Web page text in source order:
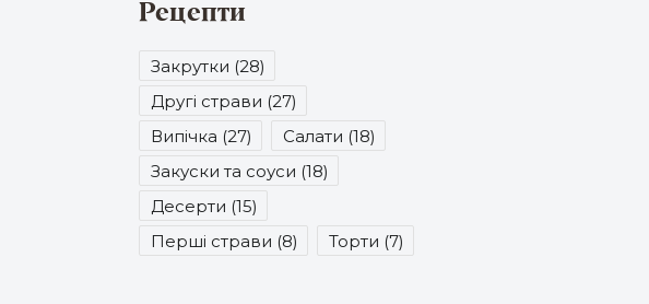
Рецепти
Закрутки (28)
Другі страви (27)
Випічка (27)
Салати (18)
Закуски та соуси (18)
Десерти (15)
Перші страви (8)
Торти (7)